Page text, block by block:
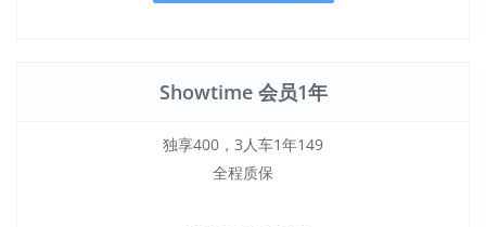
Showtime 会员1年
独享400，3人车1年149
全程质保